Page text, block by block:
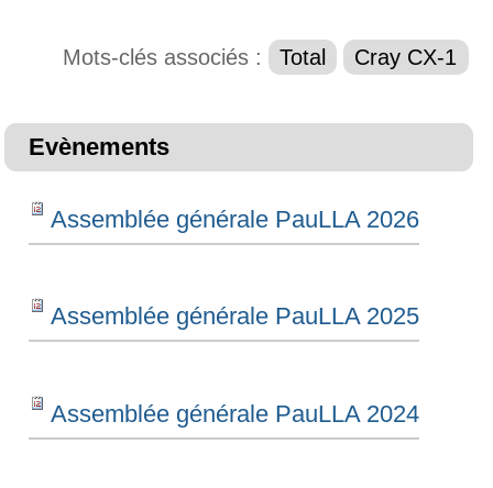
Mots-clés associés : Total Cray CX-1
Evènements
Assemblée générale PauLLA 2026
Assemblée générale PauLLA 2025
Assemblée générale PauLLA 2024